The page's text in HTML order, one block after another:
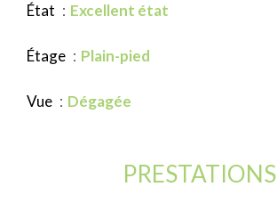
État Excellent état
Étage Plain-pied
Vue Dégagée
PRESTATIONS